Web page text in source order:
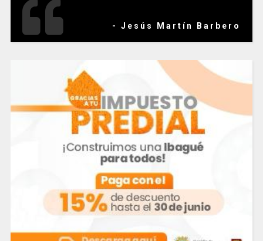
- Jesús Martín Barbero